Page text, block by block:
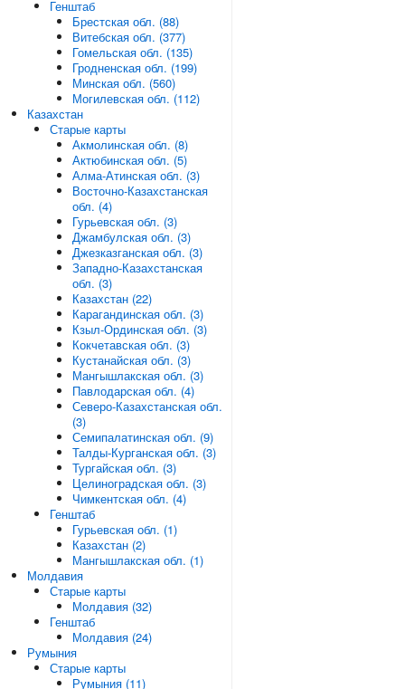
Генштаб
Брестская обл. (88)
Витебская обл. (377)
Гомельская обл. (135)
Гродненская обл. (199)
Минская обл. (560)
Могилевская обл. (112)
Казахстан
Старые карты
Акмолинская обл. (8)
Актюбинская обл. (5)
Алма-Атинская обл. (3)
Восточно-Казахстанская
обл. (4)
Гурьевская обл. (3)
Джамбулская обл. (3)
Джезказганская обл. (3)
Западно-Казахстанская
обл. (3)
Казахстан (22)
Карагандинская обл. (3)
Кзыл-Ординская обл. (3)
Кокчетавская обл. (3)
Кустанайская обл. (3)
Мангышлакская обл. (3)
Павлодарская обл. (4)
Северо-Казахстанская обл.
(3)
Семипалатинская обл. (9)
Талды-Курганская обл. (3)
Тургайская обл. (3)
Целиноградская обл. (3)
Чимкентская обл. (4)
Генштаб
Гурьевская обл. (1)
Казахстан (2)
Мангышлакская обл. (1)
Молдавия
Старые карты
Молдавия (32)
Генштаб
Молдавия (24)
Румыния
Старые карты
Румыния (11)